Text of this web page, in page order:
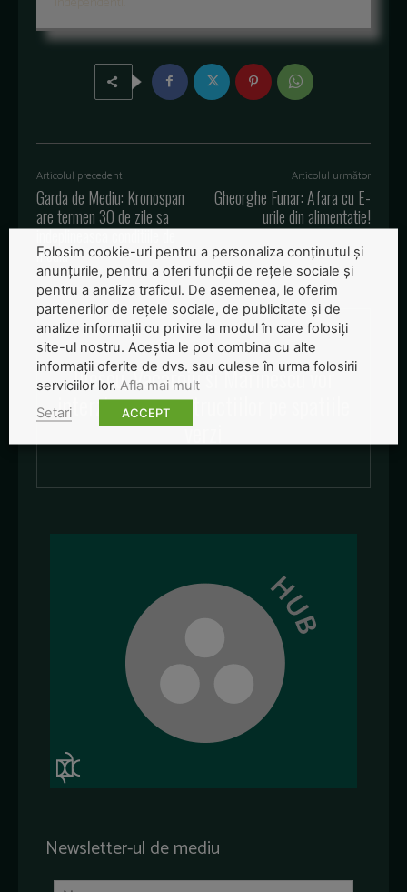
Articolul precedent
Garda de Mediu: Kronospan
are termen 30 de zile sa
indeplineasca conditiile de
mediu
Articolul următor
Gheorghe Funar: Afara cu E-
urile din alimentatie!
Iliescu, Vacaroiu si Marinescu vor
interzicerea constructiilor pe spatiile
verzi
Newsletter-ul de mediu
Folosim cookie-uri pentru a personaliza conținutul și
anunțurile, pentru a oferi funcții de rețele sociale și
pentru a analiza traficul. De asemenea, le oferim
partenerilor de rețele sociale, de publicitate și de
analize informații cu privire la modul în care folosiți
site-ul nostru. Aceștia le pot combina cu alte
informații oferite de dvs. sau culese în urma folosirii
serviciilor lor. Afla mai mult
Setari
ACCEPT